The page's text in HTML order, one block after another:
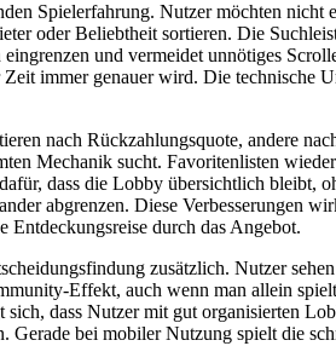
Spielerfahrung. Nutzer möchten nicht
oder Beliebtheit sortieren. Die
und vermeidet unnötiges
immer genauer wird. Die technische
nach Rückzahlungsquote, andere
Mechanik sucht. Favoritenlisten
dass die Lobby übersichtlich bleibt,
abgrenzen. Diese Verbesserungen
durch das Angebot.
zusätzlich. Nutzer
Effekt, auch wenn man allein
dass Nutzer mit gut organisierten
bei mobiler Nutzung spielt die